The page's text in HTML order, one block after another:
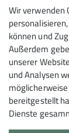
Die
Die
Wir verwenden
können und
Außerdem
unserer
und Analysen
bereitgestellt
Dienste